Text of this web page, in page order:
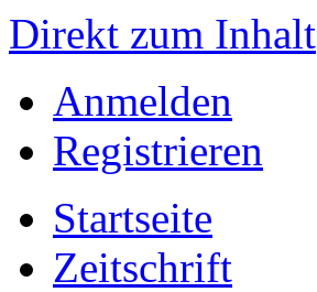
Direkt zum Inhalt
Anmelden
Registrieren
Startseite
Zeitschrift